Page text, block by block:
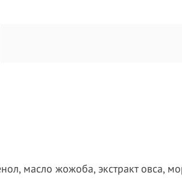
масло жожоба, экстракт овса,